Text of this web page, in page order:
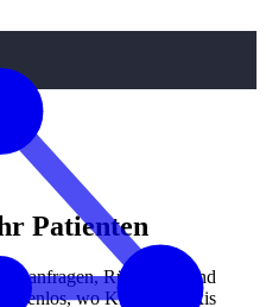
Patienten
Rückrufen und
wo KI Ihrer Praxis